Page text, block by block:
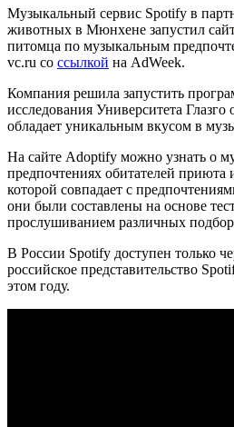
Музыкальный сервис Spotify в
животных в Мюнхене запустил
питомца по музыкальным
vc.ru со ссылкой на AdWeek.
Компания решила запустить
исследования Университета Глазго
обладает уникальным вкусом в
На сайте Adoptify можно узнать о
предпочтениях обитателей приюта
которой совпадает с
они были составлены на основе
прослушиванием различных
В России Spotify доступен только
российское представительство
этом году.